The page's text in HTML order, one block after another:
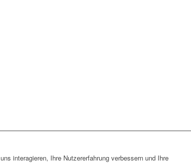
interagieren, Ihre Nutzererfahrung verbessern und Ihre